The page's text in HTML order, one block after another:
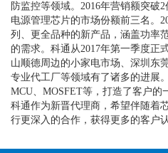
防监控等领域。2016年营销额突破
电源管理芯片的市场份额前三名。
列、更全品种的新产品，涵盖功率
的需求。科通从2017年第一季度正
山顺德周边的小家电市场、深圳东
专业代工厂等领域有了诸多的进展
MCU、MOSFET等，打造了客户的
科通作为新晋代理商，希望伴随着
行更深入的合作，获得更多的客户